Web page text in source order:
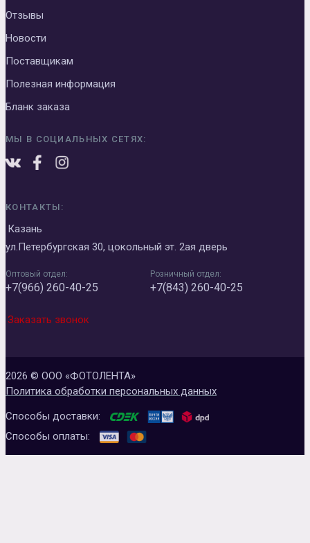
Отзывы
Новости
Поставщикам
Полезная информация
Бланк заказа
МЫ В СОЦИАЛЬНЫХ СЕТЯХ:
КОНТАКТЫ:
Казань
ул.Петербургская 30, цокольный эт. 2ая дверь
Оптовый отдел:
+7(966) 260-40-25
Розничный отдел:
+7(843) 260-40-25
Заказать звонок
2026 © ООО «ФОТОЛЕНТА»
Политика обработки персональных данных
Способы доставки:
Способы оплаты: